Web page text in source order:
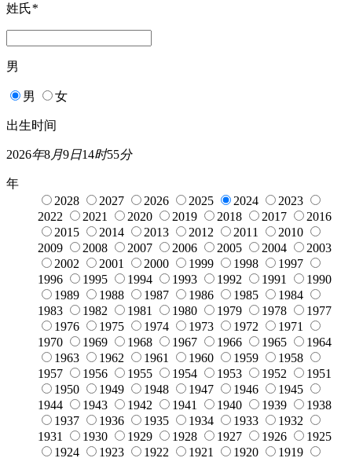
姓氏*
男
男 女
出生时间
2026年8月9日14时55分
年
2028
2027 2026 2025 2024
2023
2022
2021 2020 2019 2018 2017
2016
2015
2014 2013 2012 2011
2010
2009
2008 2007 2006 2005 2004
2003
2002
2001 2000 1999 1998
1997
1996
1995 1994 1993 1992 1991
1990
1989
1988 1987 1986 1985
1984
1983
1982 1981 1980 1979 1978
1977
1976
1975 1974 1973 1972
1971
1970
1969 1968 1967 1966 1965
1964
1963
1962 1961 1960 1959
1958
1957
1956 1955 1954 1953 1952
1951
1950
1949 1948 1947 1946
1945
1944
1943 1942 1941 1940 1939
1938
1937
1936 1935 1934 1933
1932
1931
1930 1929 1928 1927 1926
1925
1924
1923 1922 1921 1920
1919